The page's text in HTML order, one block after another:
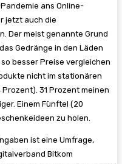
ans Online-
jetzt auch die
Der meist genannte Grund
Gedränge in den Läden
besser Preise vergleichen
nicht im stationären
31 Prozent meinen
Einem Fünftel (20
zu holen.
ist eine Umfrage,
Bitkom